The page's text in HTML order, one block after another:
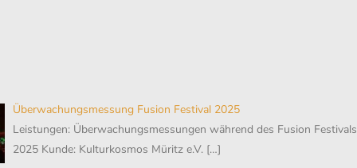
Überwachungsmessung Fusion Festival 2025
Leistungen: Überwachungsmessungen während des Fusion Festivals
2025 Kunde: Kulturkosmos Müritz e.V. […]